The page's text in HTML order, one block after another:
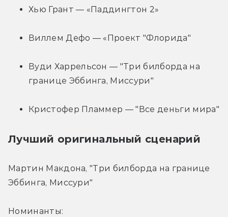
Хью Грант — «Паддингтон 2»
Виллем Дефо — «Проект "Флорида"
Вуди Харрельсон — "Три билборда на
границе Эббинга, Миссури"
Кристофер Пламмер — "Все деньги мира"
Лучший оригинальный сценарий
Мартин Макдона, "Три билборда на границе
Эббинга, Миссури"
Номинанты: